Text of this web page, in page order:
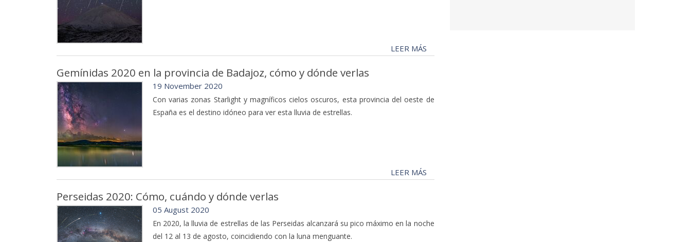
LEER MÁS
Gemínidas 2020 en la provincia de Badajoz, cómo y dónde verlas
19 November 2020
Con varias zonas Starlight y magníficos cielos oscuros, esta provincia del oeste de
España es el destino idóneo para ver esta lluvia de estrellas.
LEER MÁS
Perseidas 2020: Cómo, cuándo y dónde verlas
05 August 2020
En 2020, la lluvia de estrellas de las Perseidas alcanzará su pico máximo en la noche
del 12 al 13 de agosto, coincidiendo con la luna menguante.